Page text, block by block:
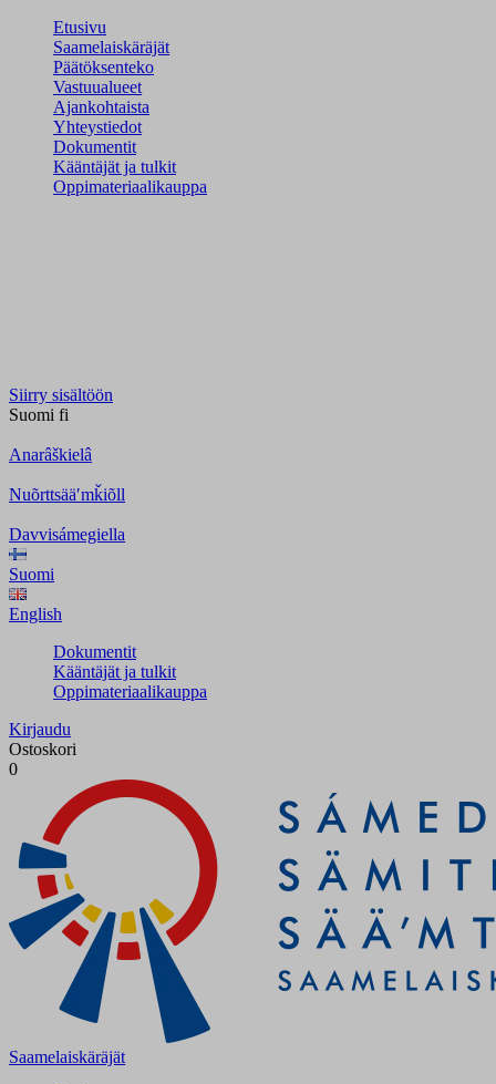
Etusivu
Saamelaiskäräjät
Päätöksenteko
Vastuualueet
Ajankohtaista
Yhteystiedot
Dokumentit
Kääntäjät ja tulkit
Oppimateriaalikauppa
Siirry sisältöön
Suomi fi
Anarâškielâ
Nuõrttsääʹmǩiõll
Davvisámegiella
Suomi
English
Dokumentit
Kääntäjät ja tulkit
Oppimateriaalikauppa
Kirjaudu
Ostoskori
0
Saamelaiskäräjät